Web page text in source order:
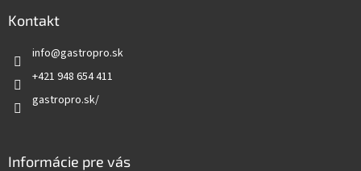
Kontakt
info@gastropro.sk
+421 948 654 411
gastropro.sk/
Informácie pre vás